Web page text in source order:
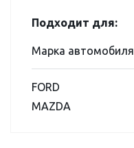
Подходит для:
Марка автомобиля
FORD
MAZDA